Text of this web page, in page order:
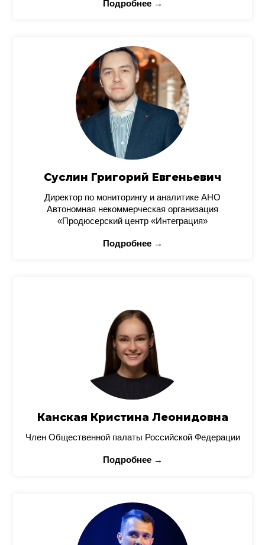
Подробнее →
Суслин Григорий Евгеньевич
Директор по мониторингу и аналитике АНО
Автономная некоммерческая организация
«Продюсерский центр «Интеграция»
Подробнее →
Канская Кристина Леонидовна
Член Общественной палаты Российской Федерации
Подробнее →